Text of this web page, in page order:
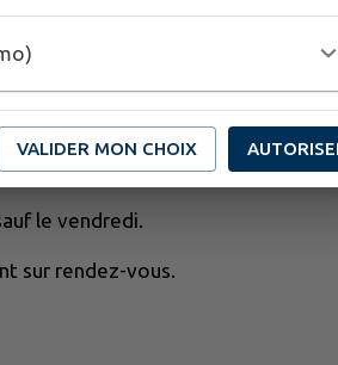
de 9h à 12h
le vendredi.
sur rendez-vous.
VALIDER MON CHOIX